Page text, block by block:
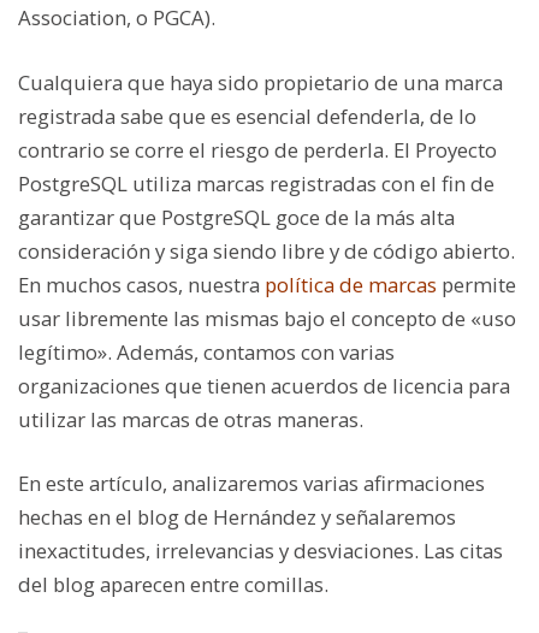
Association, o PGCA).
Cualquiera que haya sido propietario de una marca
registrada sabe que es esencial defenderla, de lo
contrario se corre el riesgo de perderla. El Proyecto
PostgreSQL utiliza marcas registradas con el fin de
garantizar que PostgreSQL goce de la más alta
consideración y siga siendo libre y de código abierto.
En muchos casos, nuestra política de marcas permite
usar libremente las mismas bajo el concepto de «uso
legítimo». Además, contamos con varias
organizaciones que tienen acuerdos de licencia para
utilizar las marcas de otras maneras.
En este artículo, analizaremos varias afirmaciones
hechas en el blog de Hernández y señalaremos
inexactitudes, irrelevancias y desviaciones. Las citas
del blog aparecen entre comillas.